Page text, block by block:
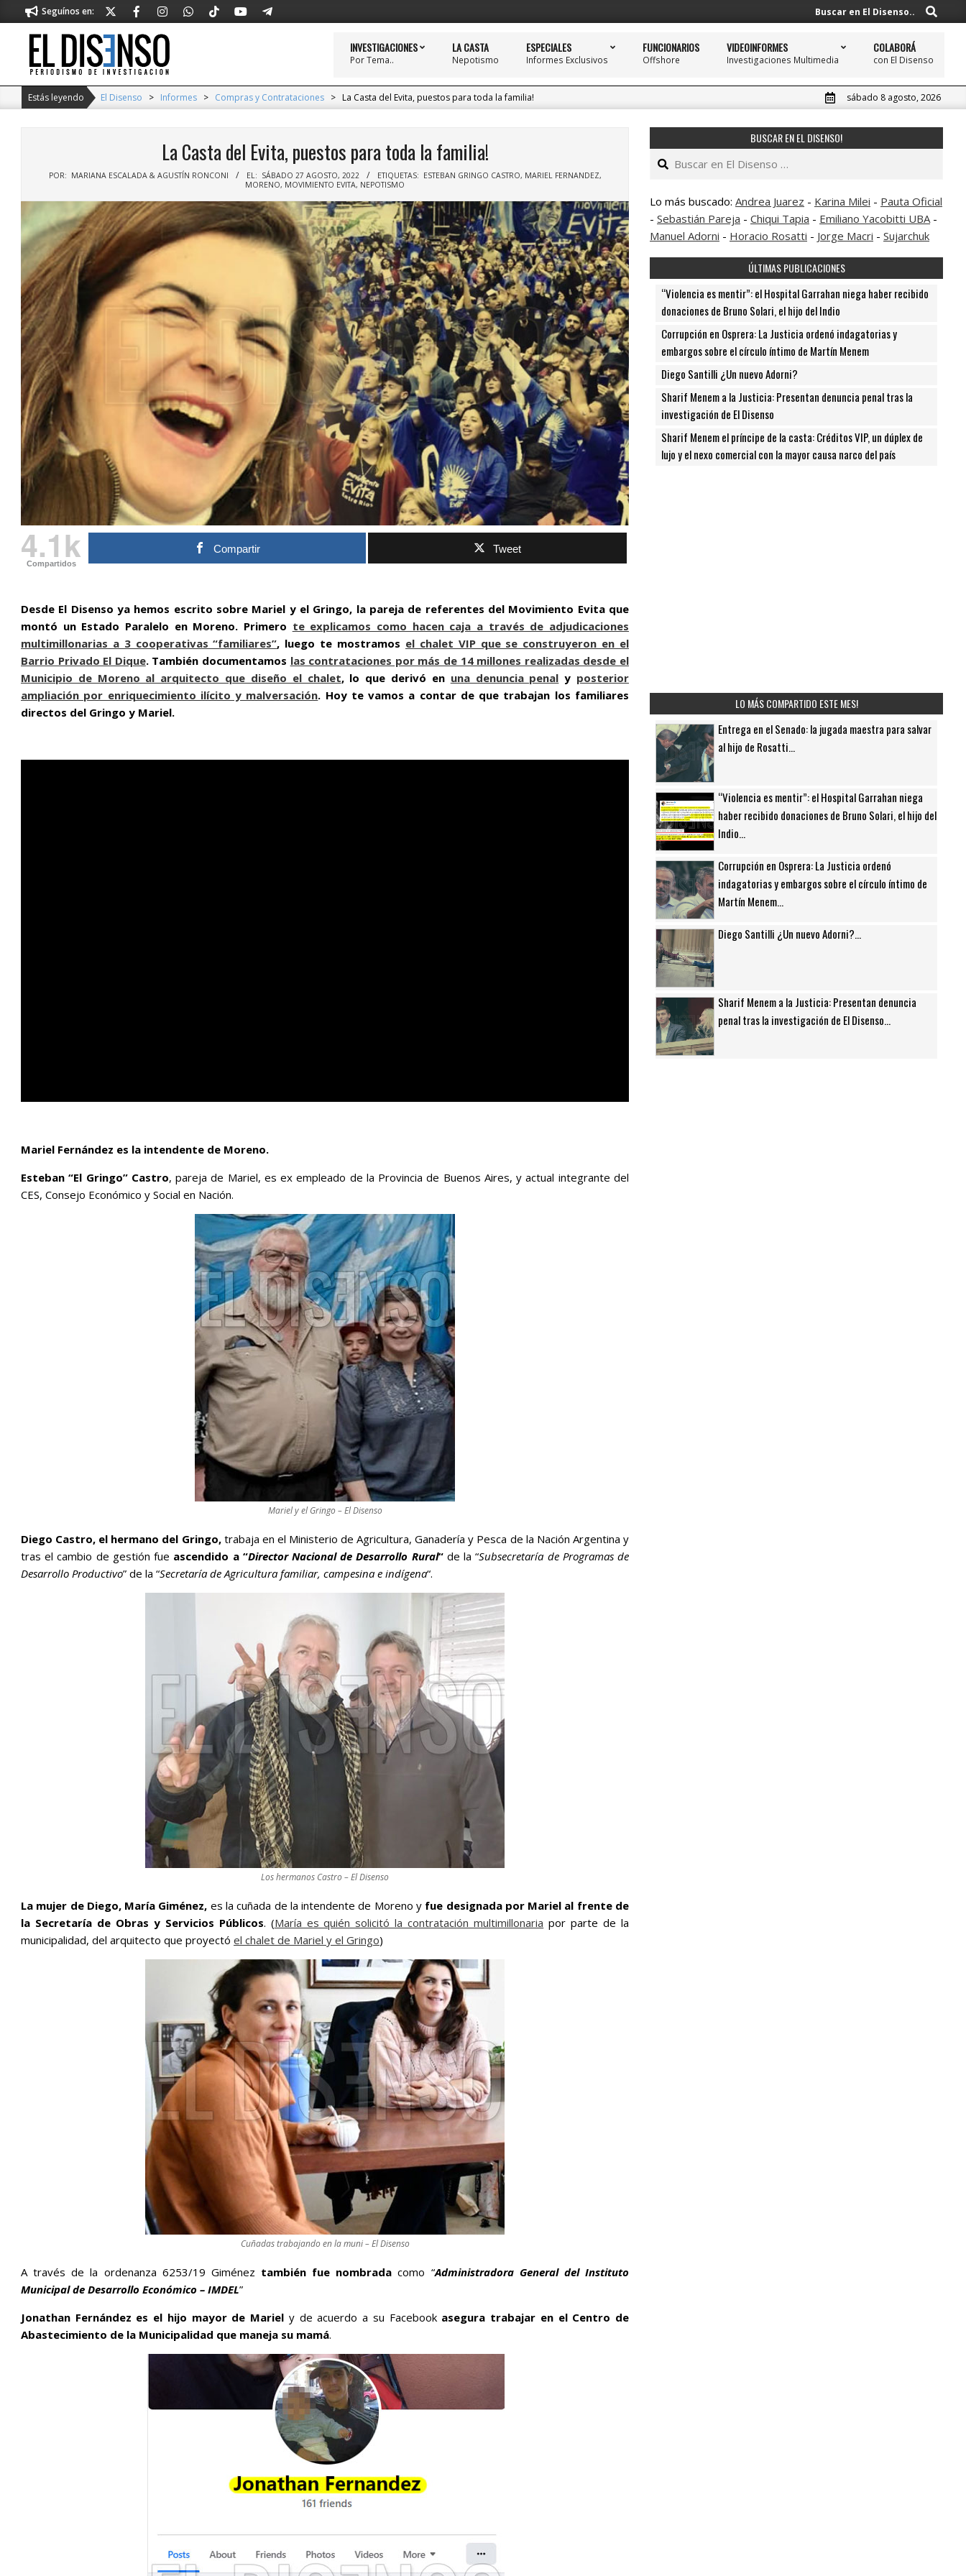
to
content
Seguínos en: Buscar en El Disenso.. Buscar
El
Disenso
INVESTIGACIONES
Por Tema..
LA CASTA
Nepotismo
ESPECIALES
Informes Exclusivos
FUNCIONARIOS
Offshore
VIDEOINFORMES
Investigaciones Multimedia
COLABORÁ
con El Disenso
Estás leyendo El Disenso > Informes > Compras y Contrataciones > La Casta del Evita, puestos para toda la familia! sábado 8 agosto, 2026
La Casta del Evita, puestos para toda la familia!
POR: MARIANA ESCALADA & AGUSTÍN RONCONI EL: SÁBADO 27 AGOSTO, 2022 ETIQUETAS: ESTEBAN GRINGO CASTRO, MARIEL FERNANDEZ,
MORENO, MOVIMIENTO EVITA, NEPOTISMO
4.1k
Compartidos
Compartir Tweet
Desde El Disenso ya hemos escrito sobre Mariel y el Gringo, la pareja de referentes del Movimiento Evita que
montó un Estado Paralelo en Moreno. Primero te explicamos como hacen caja a través de adjudicaciones
multimillonarias a 3 cooperativas “familiares”, luego te mostramos el chalet VIP que se construyeron en el
Barrio Privado El Dique. También documentamos las contrataciones por más de 14 millones realizadas desde el
Municipio de Moreno al arquitecto que diseño el chalet, lo que derivó en una denuncia penal y posterior
ampliación por enriquecimiento ilícito y malversación. Hoy te vamos a contar de que trabajan los familiares
directos del Gringo y Mariel.
Mariel Fernández es la intendente de Moreno.
Esteban “El Gringo” Castro, pareja de Mariel, es ex empleado de la Provincia de Buenos Aires, y actual integrante del
CES, Consejo Económico y Social en Nación.
Mariel y el Gringo – El Disenso
Diego Castro, el hermano del Gringo,trabaja en el Ministerio de Agricultura, Ganadería y Pesca de la Nación Argentina y
tras el cambio de gestión fue ascendido a “Director Nacional de Desarrollo Rural“de la “Subsecretaría de Programas de
Desarrollo Productivo” de la “Secretaría de Agricultura familiar, campesina e indígena“.
Los hermanos Castro – El Disenso
La mujer de Diego, María Giménez, es la cuñada de la intendente de Moreno y fue designada por Mariel al frente de
la Secretaría de Obras y Servicios Públicos. (María es quién solicitó la contratación multimillonaria por parte de la
municipalidad, del arquitecto que proyectó el chalet de Mariel y el Gringo)
Cuñadas trabajando en la muni – El Disenso
A través de la ordenanza 6253/19 Giménez también fue nombrada como “Administradora General del Instituto
Municipal de Desarrollo Económico – IMDEL”
Jonathan Fernández es el hijo mayor de Mariel y de acuerdo a su Facebook asegura trabajar en el Centro de
Abastecimiento de la Municipalidad que maneja su mamá.
BUSCAR EN EL DISENSO!
Buscar
Lo más buscado: Andrea Juarez - Karina Milei - Pauta Oficial
- Sebastián Pareja - Chiqui Tapia - Emiliano Yacobitti UBA-
Manuel Adorni - Horacio Rosatti - Jorge Macri - Sujarchuk
ÚLTIMAS PUBLICACIONES
“Violencia es mentir”: el Hospital Garrahan niega haber recibido
donaciones de Bruno Solari, el hijo del Indio
Corrupción en Osprera: La Justicia ordenó indagatorias y
embargos sobre el círculo íntimo de Martín Menem
Diego Santilli ¿Un nuevo Adorni?
Sharif Menem a la Justicia: Presentan denuncia penal tras la
investigación de El Disenso
Sharif Menem el príncipe de la casta: Créditos VIP, un dúplex de
lujo y el nexo comercial con la mayor causa narco del país
LO MÁS COMPARTIDO ESTE MES!
Entrega en el Senado: la jugada maestra para salvar
al hijo de Rosatti...
“Violencia es mentir”: el Hospital Garrahan niega
haber recibido donaciones de Bruno Solari, el hijo del
Indio...
Corrupción en Osprera: La Justicia ordenó
indagatorias y embargos sobre el círculo íntimo de
Martín Menem...
Diego Santilli ¿Un nuevo Adorni?...
Sharif Menem a la Justicia: Presentan denuncia
penal tras la investigación de El Disenso...